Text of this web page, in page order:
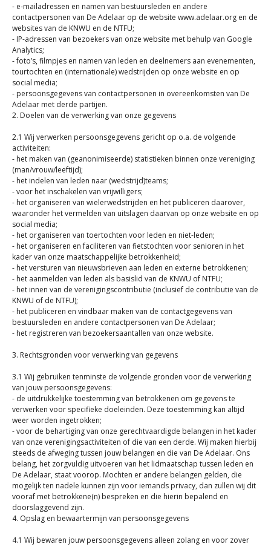
- e-mailadressen en namen van bestuursleden en andere
contactpersonen van De Adelaar op de website www.adelaar.org en de
websites van de KNWU en de NTFU;
- IP-adressen van bezoekers van onze website met behulp van Google
Analytics;
- foto’s, filmpjes en namen van leden en deelnemers aan evenementen,
tourtochten en (internationale) wedstrijden op onze website en op
social media;
- persoonsgegevens van contactpersonen in overeenkomsten van De
Adelaar met derde partijen.
2. Doelen van de verwerking van onze gegevens
2.1 Wij verwerken persoonsgegevens gericht op o.a. de volgende
activiteiten:
- het maken van (geanonimiseerde) statistieken binnen onze vereniging
(man/vrouw/leeftijd);
- het indelen van leden naar (wedstrijd)teams;
- voor het inschakelen van vrijwilligers;
- het organiseren van wielerwedstrijden en het publiceren daarover,
waaronder het vermelden van uitslagen daarvan op onze website en op
social media;
- het organiseren van toertochten voor leden en niet-leden;
- het organiseren en faciliteren van fietstochten voor senioren in het
kader van onze maatschappelijke betrokkenheid;
- het versturen van nieuwsbrieven aan leden en externe betrokkenen;
- het aanmelden van leden als basislid van de KNWU of NTFU;
- het innen van de verenigingscontributie (inclusief de contributie van de
KNWU of de NTFU);
- het publiceren en vindbaar maken van de contactgegevens van
bestuursleden en andere contactpersonen van De Adelaar;
- het registreren van bezoekersaantallen van onze website.
3. Rechtsgronden voor verwerking van gegevens
3.1 Wij gebruiken tenminste de volgende gronden voor de verwerking
van jouw persoonsgegevens:
- de uitdrukkelijke toestemming van betrokkenen om gegevens te
verwerken voor specifieke doeleinden. Deze toestemming kan altijd
weer worden ingetrokken;
- voor de behartiging van onze gerechtvaardigde belangen in het kader
van onze verenigingsactiviteiten of die van een derde. Wij maken hierbij
steeds de afweging tussen jouw belangen en die van De Adelaar. Ons
belang, het zorgvuldig uitvoeren van het lidmaatschap tussen leden en
De Adelaar, staat voorop. Mochten er andere belangen gelden, die
mogelijk ten nadele kunnen zijn voor iemands privacy, dan zullen wij dit
vooraf met betrokkene(n) bespreken en die hierin bepalend en
doorslaggevend zijn.
4. Opslag en bewaartermijn van persoonsgegevens
4.1 Wij bewaren jouw persoonsgegevens alleen zolang en voor zover